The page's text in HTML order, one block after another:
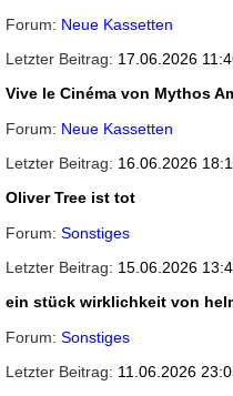
Neue Kassetten
17.06.2026
Vive le Cinéma von Mythos
Neue Kassetten
16.06.2026
Oliver Tree ist tot
Sonstiges
15.06.2026
ein stück wirklichkeit von
Sonstiges
11.06.2026